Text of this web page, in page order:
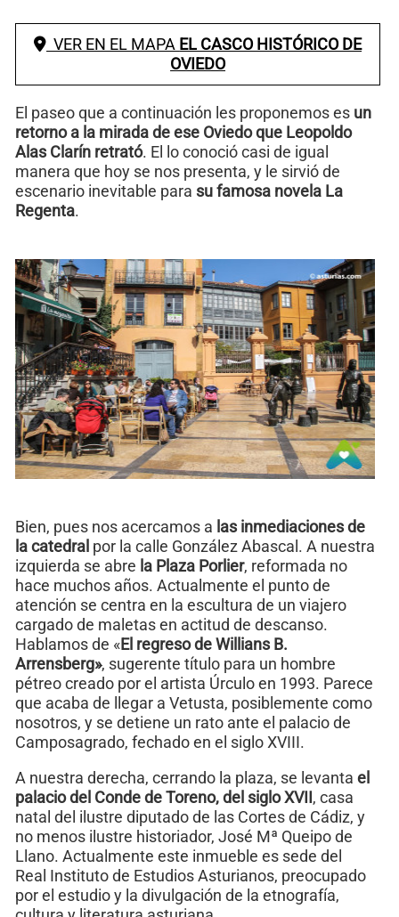
VER EN EL MAPA EL CASCO HISTÓRICO DE
OVIEDO
El paseo que a continuación les proponemos es un
retorno a la mirada de ese Oviedo que Leopoldo
Alas Clarín retrató. El lo conoció casi de igual
manera que hoy se nos presenta, y le sirvió de
escenario inevitable para su famosa novela La
Regenta.
Bien, pues nos acercamos a las inmediaciones de
la catedral por la calle González Abascal. A nuestra
izquierda se abre la Plaza Porlier, reformada no
hace muchos años. Actualmente el punto de
atención se centra en la escultura de un viajero
cargado de maletas en actitud de descanso.
Hablamos de «El regreso de Willians B.
Arrensberg», sugerente título para un hombre
pétreo creado por el artista Úrculo en 1993. Parece
que acaba de llegar a Vetusta, posiblemente como
nosotros, y se detiene un rato ante el palacio de
Camposagrado, fechado en el siglo XVIII.
A nuestra derecha, cerrando la plaza, se levanta el
palacio del Conde de Toreno, del siglo XVII, casa
natal del ilustre diputado de las Cortes de Cádiz, y
no menos ilustre historiador, José Mª Queipo de
Llano. Actualmente este inmueble es sede del
Real Instituto de Estudios Asturianos, preocupado
por el estudio y la divulgación de la etnografía,